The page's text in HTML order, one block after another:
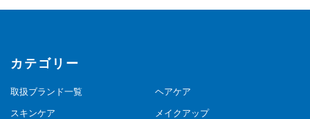
カテゴリー
取扱ブランド一覧 ヘアケア
スキンケア メイクアップ